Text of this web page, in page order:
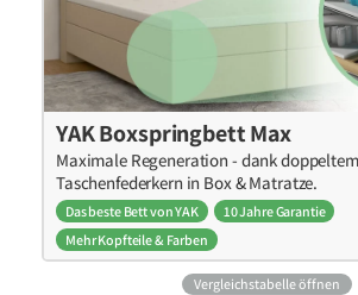
YAK Boxspringbett Max
Maximale Regeneration - dank
Taschenfederkern in Box & Matratze.
Das beste Bett von YAK
10 Jahre Garantie
Mehr Kopfteile & Farben
Vergleichstabelle öffnen